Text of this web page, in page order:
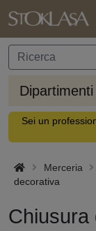
Dipartimenti
Sei un
Merceria
decorativa
Chiusura